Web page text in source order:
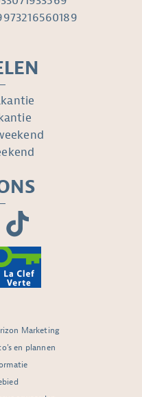
Marketing
en plannen